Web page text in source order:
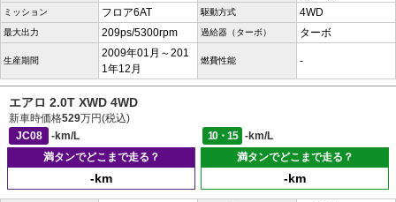
ミッション フロア6AT 駆動方式 4WD
最大出力 209ps/5300rpm 過給器（ターボ） ターボ
生産期間
2009年01月～201
1年12月
燃費性能 -
エアロ 2.0T XWD 4WD
新車時価格529万円(税込)
JC08
-km/L 10・15
-km/L
満タンでどこまで走る？
-km
満タンでどこまで走る？
-km